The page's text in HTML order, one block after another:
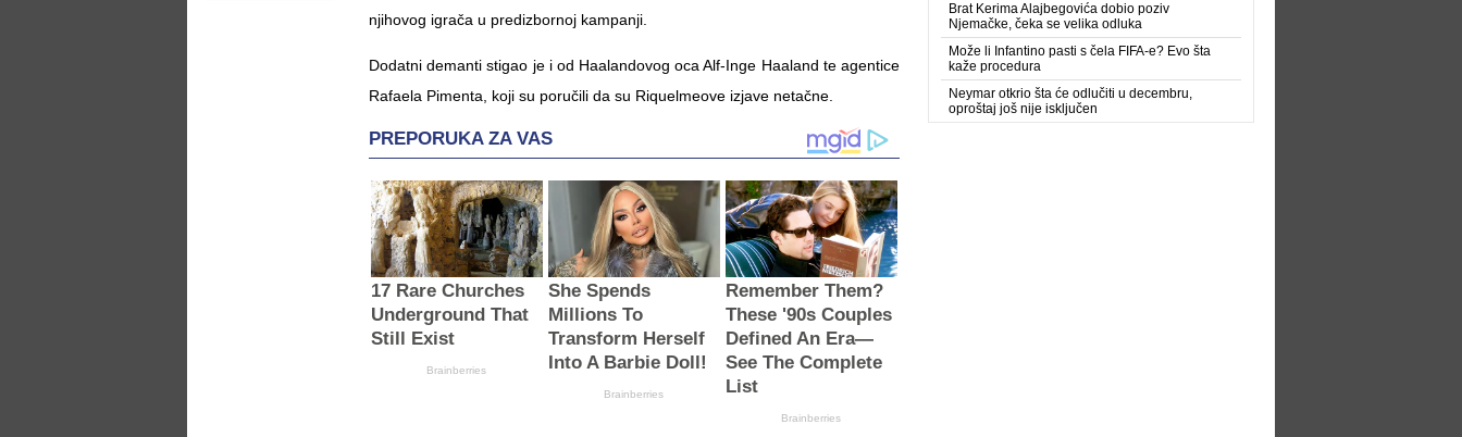
njihovog igrača u predizbornoj kampanji.
Dodatni demanti stigao je i od Haalandovog oca Alf-Inge Haaland te agentice
Rafaela Pimenta, koji su poručili da su Riquelmeove izjave netačne.
Brat Kerima Alajbegovića dobio poziv
Njemačke, čeka se velika odluka
Može li Infantino pasti s čela FIFA-e? Evo šta
kaže procedura
Neymar otkrio šta će odlučiti u decembru,
oproštaj još nije isključen